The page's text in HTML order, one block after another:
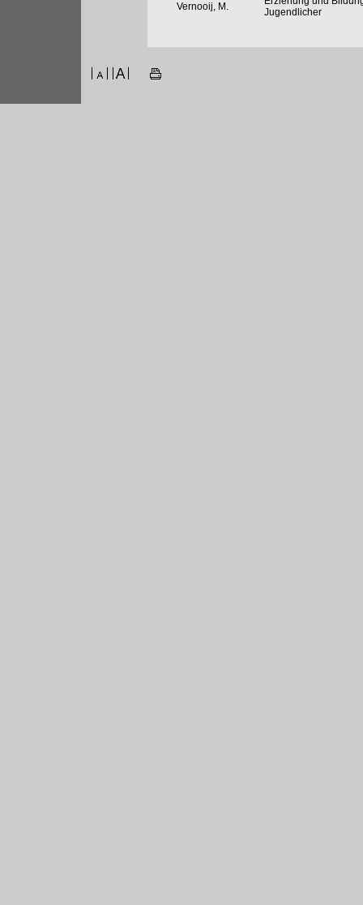
Vernooij, M.
Jugendlicher